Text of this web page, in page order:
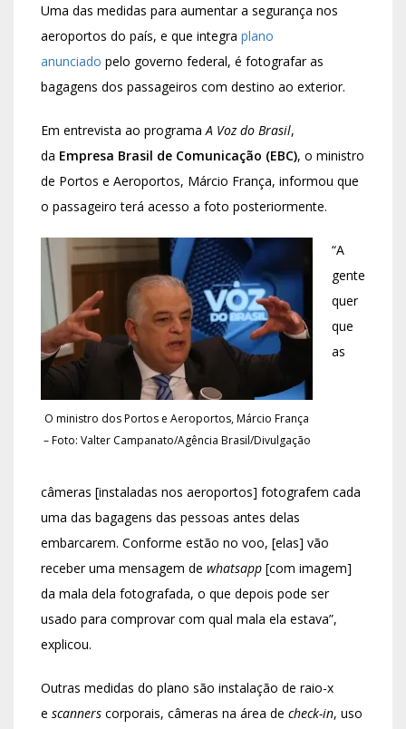
Uma das medidas para aumentar a segurança nos
aeroportos do país, e que integra plano
anunciado pelo governo federal, é fotografar as
bagagens dos passageiros com destino ao exterior.
Em entrevista ao programa A Voz do Brasil,
da Empresa Brasil de Comunicação (EBC), o ministro
de Portos e Aeroportos, Márcio França, informou que
o passageiro terá acesso a foto posteriormente.
O ministro dos Portos e Aeroportos, Márcio França
– Foto: Valter Campanato/Agência Brasil/Divulgação
“A
gente
quer
que
as
câmeras [instaladas nos aeroportos] fotografem cada
uma das bagagens das pessoas antes delas
embarcarem. Conforme estão no voo, [elas] vão
receber uma mensagem de whatsapp [com imagem]
da mala dela fotografada, o que depois pode ser
usado para comprovar com qual mala ela estava”,
explicou.
Outras medidas do plano são instalação de raio-x
e scanners corporais, câmeras na área de check-in, uso